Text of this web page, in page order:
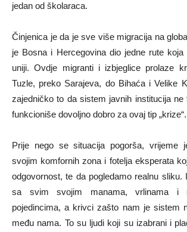
jedan od školaraca.
Činjenica je da je sve više migracija na
je Bosna i Hercegovina dio jedne rute
uniji. Ovdje migranti i izbjeglice prolaze
Tuzle, preko Sarajeva, do Bihaća i Velike
zajedničko to da sistem javnih institucija ne
funkcioniše dovoljno dobro za ovaj tip „krize“.
Prije nego se situacija pogorša, vrijeme
svojim komfornih zona i fotelja eksperata
odgovornost, te da pogledamo realnu sliku.
sa svim svojim manama, vrlinama i
pojedincima, a krivci zašto nam je sistem
među nama. To su ljudi koji su izabrani i